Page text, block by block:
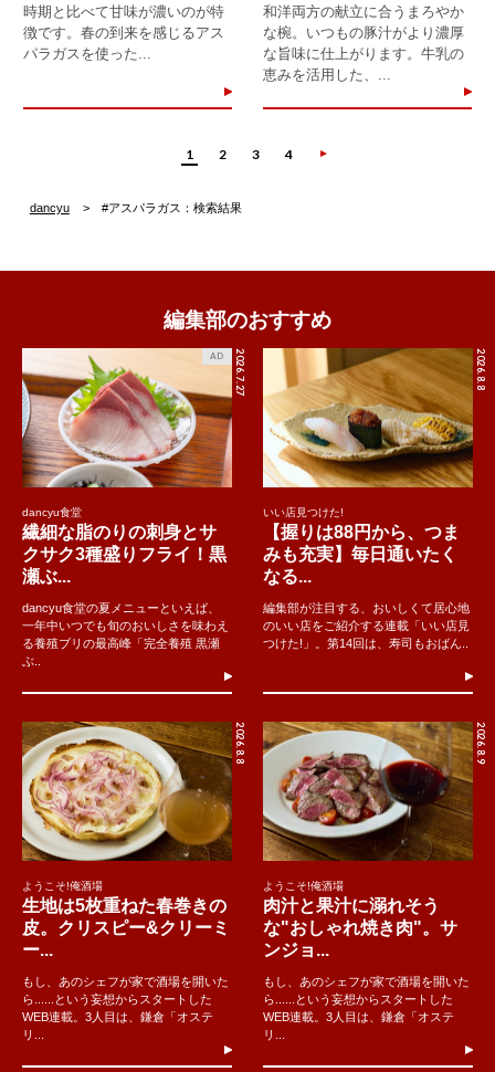
時期と比べて甘味が濃いのが特
徴です。春の到来を感じるアス
パラガスを使った...
和洋両方の献立に合うまろやか
な椀。いつもの豚汁がより濃厚
な旨味に仕上がります。牛乳の
恵みを活用した、...
1 2 3 4
dancyu #アスパラガス：検索結果
編集部のおすすめ
2026.7.27
AD
dancyu食堂
繊細な脂のりの刺身とサ
クサク3種盛りフライ！黒
瀬ぶ...
dancyu食堂の夏メニューといえば、
一年中いつでも旬のおいしさを味わえ
る養殖ブリの最高峰「完全養殖 黒瀬
ぶ..
2026.8.8
いい店見つけた!
【握りは88円から、つま
みも充実】毎日通いたく
なる...
編集部が注目する、おいしくて居心地
のいい店をご紹介する連載「いい店見
つけた!」。第14回は、寿司もおばん..
2026.8.8
ようこそ!俺酒場
生地は5枚重ねた春巻きの
皮。クリスピー&クリーミ
ー...
もし、あのシェフが家で酒場を開いた
ら......という妄想からスタートした
WEB連載。3人目は、鎌倉「オステ
リ...
2026.8.9
ようこそ!俺酒場
肉汁と果汁に溺れそう
な"おしゃれ焼き肉"。サ
ンジョ...
もし、あのシェフが家で酒場を開いた
ら......という妄想からスタートした
WEB連載。3人目は、鎌倉「オステ
リ...